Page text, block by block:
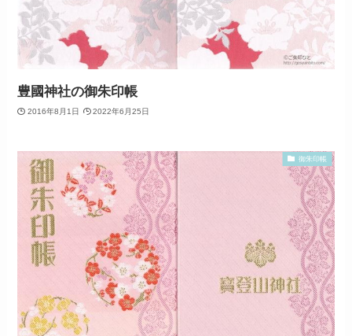
豊國神社の御朱印帳
2016年8月1日 2022年6月25日
御朱印帳